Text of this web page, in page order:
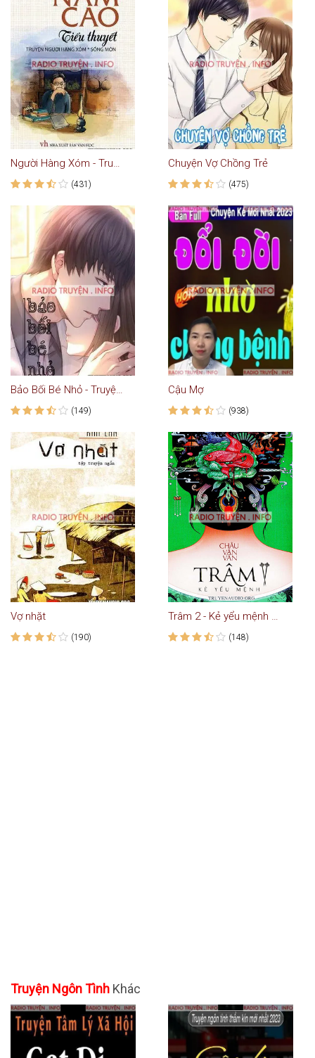
Người Hàng Xóm - Truyện ngắn hay của Nam Cao
(431)
Chuyện Vợ Chồng Trẻ
(475)
Bảo Bối Bé Nhỏ - Truyện Ngôn Tình
(149)
Cậu Mợ
(938)
Vợ nhặt
(190)
Trâm 2 - Kẻ yểu mệnh truyên ngôn tình trinh thám
(148)
Truyện Ngôn Tình Khác